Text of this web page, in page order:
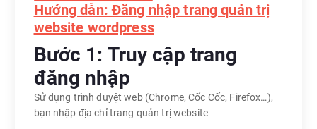
Hướng dẫn: Đăng nhập trang quản trị
website wordpress
Bước 1: Truy cập trang
đăng nhập
Sử dụng trình duyệt web (Chrome, Cốc Cốc, Firefox…),
bạn nhập địa chỉ trang quản trị website